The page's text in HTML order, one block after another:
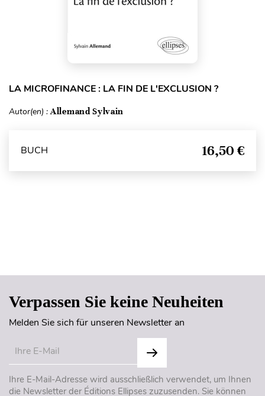
LA MICROFINANCE : LA FIN DE L'EXCLUSION ?
Autor(en) :Allemand Sylvain
BUCH 16,50 €
Verpassen Sie keine Neuheiten
Melden Sie sich für unseren Newsletter an
Ihre E-Mail-Adresse wird ausschließlich verwendet, um Ihnen
die Newsletter der Éditions Ellipses zuzusenden. Sie können